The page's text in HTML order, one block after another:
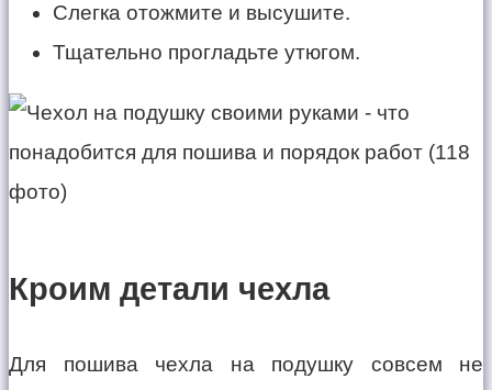
Слегка отожмите и высушите.
Тщательно прогладьте утюгом.
Кроим детали чехла
Для пошива чехла на подушку совсем не